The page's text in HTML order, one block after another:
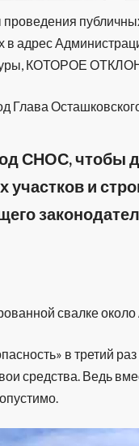
в адрес
КОТОРОЕ
Глава
СНОС, чтобы
участков и
свалке
в третий
средства. Ведь